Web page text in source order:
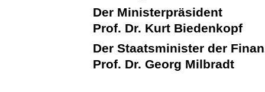
Der Ministerpräsident
Prof. Dr. Kurt Biedenkopf
Der Staatsminister der
Prof. Dr. Georg Milbradt